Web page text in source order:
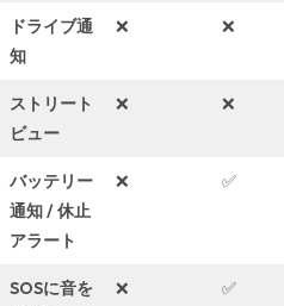
ドライブ通
知
❌ ❌
ストリート
ビュー
❌ ❌
バッテリー
通知 / 休止
アラート
❌ ✅
SOSに音を
❌ ✅